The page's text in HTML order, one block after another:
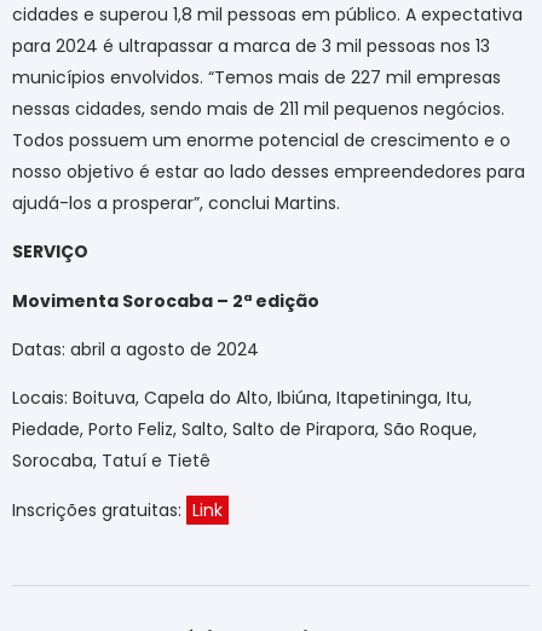
cidades e superou 1,8 mil pessoas em público. A expectativa
para 2024 é ultrapassar a marca de 3 mil pessoas nos 13
municípios envolvidos. “Temos mais de 227 mil empresas
nessas cidades, sendo mais de 211 mil pequenos negócios.
Todos possuem um enorme potencial de crescimento e o
nosso objetivo é estar ao lado desses empreendedores para
ajudá-los a prosperar”, conclui Martins.
SERVIÇO
Movimenta Sorocaba – 2ª edição
Datas: abril a agosto de 2024
Locais: Boituva, Capela do Alto, Ibiúna, Itapetininga, Itu,
Piedade, Porto Feliz, Salto, Salto de Pirapora, São Roque,
Sorocaba, Tatuí e Tietê
Inscrições gratuitas: Link